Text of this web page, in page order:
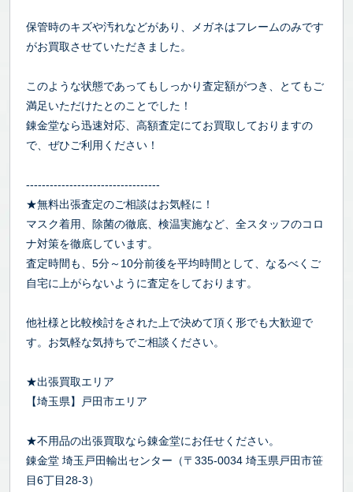
保管時のキズや汚れなどがあり、メガネはフレームのみです
がお買取させていただきました。
このような状態であってもしっかり査定額がつき、とてもご
満足いただけたとのことでした！
錬金堂なら迅速対応、高額査定にてお買取しておりますの
で、ぜひご利用ください！
----------------------------------
★無料出張査定のご相談はお気軽に！
マスク着用、除菌の徹底、検温実施など、全スタッフのコロ
ナ対策を徹底しています。
査定時間も、5分～10分前後を平均時間として、なるべくご
自宅に上がらないように査定をしております。
他社様と比較検討をされた上で決めて頂く形でも大歓迎で
す。お気軽な気持ちでご相談ください。
★出張買取エリア
【埼玉県】戸田市エリア
★不用品の出張買取なら錬金堂にお任せください。
錬金堂 埼玉戸田輸出センター（〒335-0034 埼玉県戸田市笹
目6丁目28-3）